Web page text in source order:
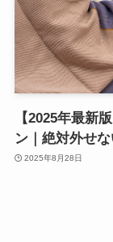
【2025年最新
ン｜絶対外せ
2025年8月28日